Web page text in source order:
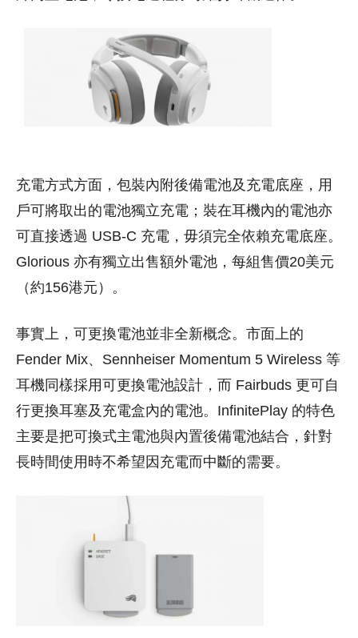
充電方式方面，包裝內附後備電池及充電底座，用
戶可將取出的電池獨立充電；裝在耳機內的電池亦
可直接透過 USB-C 充電，毋須完全依賴充電底座。
Glorious 亦有獨立出售額外電池，每組售價20美元
（約156港元）。
事實上，可更換電池並非全新概念。市面上的
Fender Mix、Sennheiser Momentum 5 Wireless 等
耳機同樣採用可更換電池設計，而 Fairbuds 更可自
行更換耳塞及充電盒內的電池。InfinitePlay 的特色
主要是把可換式主電池與內置後備電池結合，針對
長時間使用時不希望因充電而中斷的需要。